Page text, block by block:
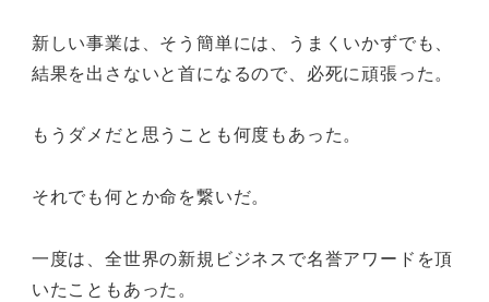
新しい事業は、そう簡単には、うまくいかずでも、
結果を出さないと首になるので、必死に頑張った。
もうダメだと思うことも何度もあった。
それでも何とか命を繋いだ。
一度は、全世界の新規ビジネスで名誉アワードを頂
いたこともあった。